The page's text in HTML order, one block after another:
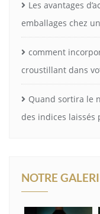
Les avantages
emballages chez
comment
croustillant dans
Quand sortira le
des indices laissés
NOTRE